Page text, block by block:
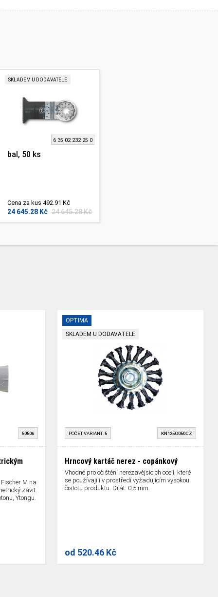
SKLADEM U DODAVATELE
6 35 02 232 25 0
bal, 50 ks
Cena za kus 492.91 Kč
24 645.28 Kč
24 645.28 Kč
50506
M na
závit.
Ytongu.
SKLADEM U DODAVATELE
OPTIMA
POČET VARIANT:5 KN125O050CZ
Hrncový kartáč nerez - copánkový
Vhodné pro očištění nerezavějsících ocelí, které
se používají i v prostředí vyžadujícím vysokou
čistotu produktu. Drát: 0,5 mm.
od 520.46 Kč